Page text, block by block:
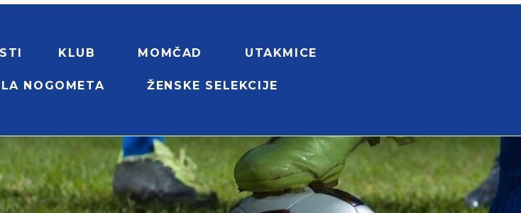
KLUB MOMČAD UTAKMICE
NOGOMETA ŽENSKE SELEKCIJE